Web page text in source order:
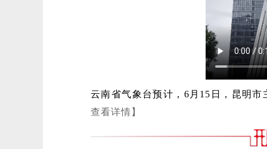
云南省气象台预计，6月15日，昆明
查看详情】